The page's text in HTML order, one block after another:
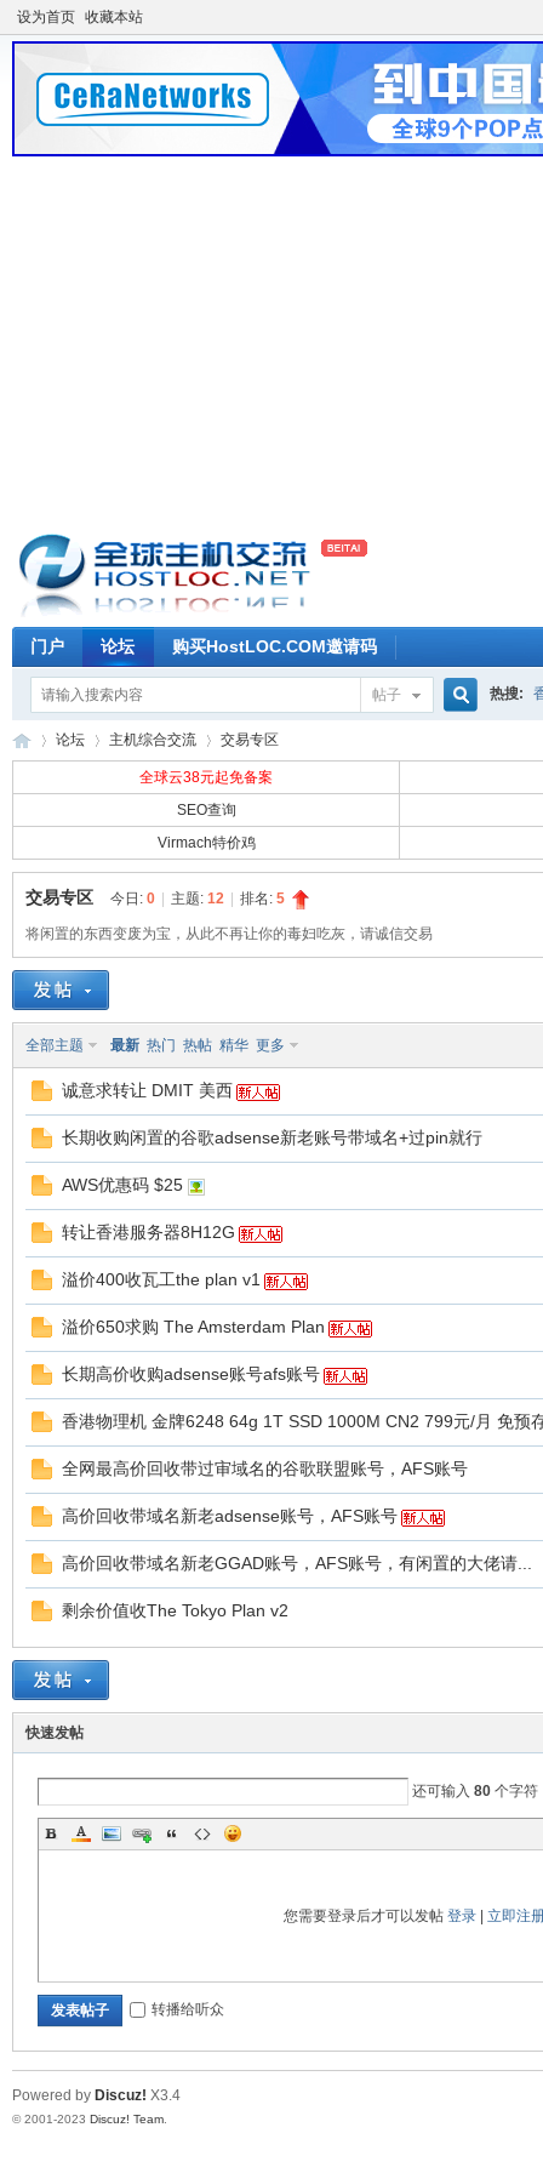
设为首页 收藏本站
门户 论坛 购买HostLOC.COM邀请码
帖子 热搜:
流
论坛 主机综合交流
›
交易专区
全球云38元起免备案
SEO查询
Virmach特价鸡
交易专区 今日: 0 主题: 12 排名: 5
将闲置的东西变废为宝，从此不再让你的毒妇吃灰，请诚信交易
全部主题 最新 热门 热帖 精华 更多
诚意求转让 DMIT 美西
长期收购闲置的谷歌adsense新老账号带域名+过pin就行
AWS优惠码 $25
转让香港服务器8H12G
溢价400收瓦工the plan v1
溢价650求购 The Amsterdam Plan
长期高价收购adsense账号afs账号
香港物理机 金牌6248 64g 1T SSD 1000M CN2 799元/月 免预
全网最高价回收带过审域名的谷歌联盟账号，AFS账号
高价回收带域名新老adsense账号，AFS账号
高价回收带域名新老GGAD账号，AFS账号，有闲置的大佬请...
剩余价值收The Tokyo Plan v2
快速发帖
还可输入 80 个字符
您需要登录后才可以发帖 登录| 立即注
发表帖子 转播给听众
Powered by Discuz! X3.4
© 2001-2023 Discuz! Team